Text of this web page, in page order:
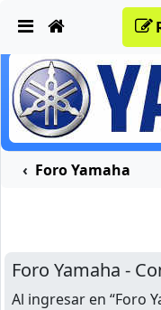
Foro Yamaha
Foro Yamaha -
Al ingresar en “Foro